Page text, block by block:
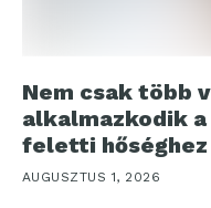
Nem csak több
alkalmazkodik
feletti hőséghez
AUGUSZTUS 1, 2026